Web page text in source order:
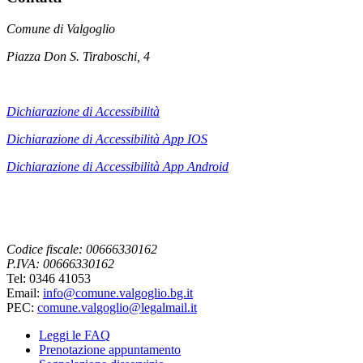
Comune di Valgoglio
Piazza Don S. Tiraboschi, 4
Dichiarazione di Accessibilità
Dichiarazione di Accessibilità App IOS
Dichiarazione di Accessibilità App Android
Codice fiscale: 00666330162
P.IVA: 00666330162
Tel: 0346 41053
Email: info@comune.valgoglio.bg.it
PEC: comune.valgoglio@legalmail.it
Leggi le FAQ
Prenotazione appuntamento